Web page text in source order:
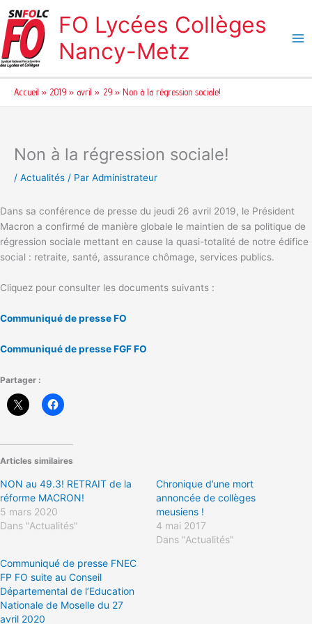
au
contenu
FO Lycées Collèges
Nancy-Metz
Accueil 2019 avril 29 Non à la régression sociale!
Non à la régression sociale!
/ Actualités / Par Administrateur
Dans sa conférence de presse du jeudi 26 avril 2019, le Président
Macron a confirmé de manière globale le maintien de sa politique de
régression sociale mettant en cause la quasi-totalité de notre édifice
social : retraite, santé, assurance chômage, services publics.
Cliquez pour consulter les documents suivants :
Communiqué de presse FO
Communiqué de presse FGF FO
Partager :
Articles similaires
NON au 49.3! RETRAIT de la
réforme MACRON!
5 mars 2020
Dans "Actualités"
Chronique d’une mort
annoncée de collèges
meusiens !
4 mai 2017
Dans "Actualités"
Communiqué de presse FNEC
FP FO suite au Conseil
Départemental de l’Education
Nationale de Moselle du 27
avril 2020